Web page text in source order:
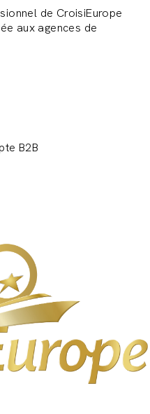
de CroisiEurope
aux agences de
B2B